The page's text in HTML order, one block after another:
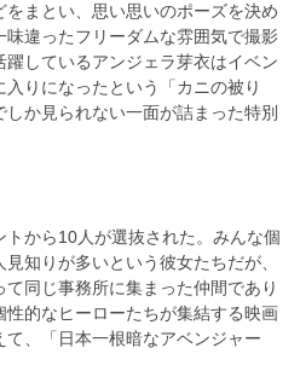
まとい、思い思いのポーズを決め
違ったフリーダムな雰囲気で撮影
しているアンジェラ芽衣はイベン
入りになったという「カニの被り
か見られない一面が詰まった特別
から10人が選抜された。みんな個
知りが多いという彼女たちだが、
同じ事務所に集まった仲間であり
的なヒーローたちが集結する映画
て、「日本一根暗なアベンジャー